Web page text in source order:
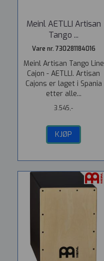
Meinl AETLLI Artisan
Tango ...
Vare nr. 730281184016
Meinl Artisan Tango Line
Cajon - AETLLI. Artisan
Cajons er laget i Spania
etter alle...
3.545,-
KJØP